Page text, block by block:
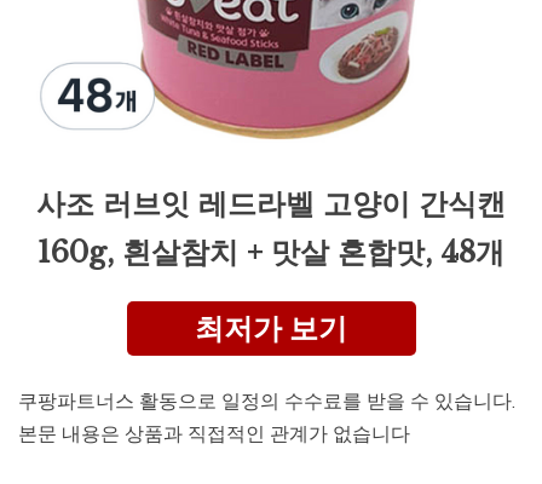
사조 러브잇 레드라벨 고양이 간식캔
160g, 흰살참치 + 맛살 혼합맛, 48개
최저가 보기
쿠팡파트너스 활동으로 일정의 수수료를 받을 수 있습니다.
본문 내용은 상품과 직접적인 관계가 없습니다